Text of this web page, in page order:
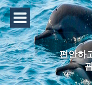
편안하